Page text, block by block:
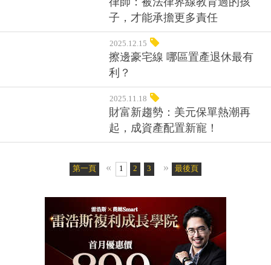
子，才能承擔更多責任
2025.12.15
擦邊豪宅線 哪區置產退休最有
利？
2025.11.18
財富新趨勢：美元保單熱潮再
起，成資產配置新寵！
第一頁 « 1 2 3 4 5 6
» 最後頁